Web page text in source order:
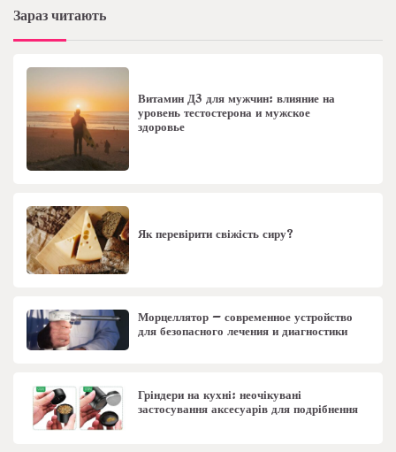
Зараз читають
Витамин Д3 для мужчин: влияние на
уровень тестостерона и мужское
здоровье
Як перевірити свіжість сиру?
Морцеллятор – современное устройство
для безопасного лечения и диагностики
Гріндери на кухні: неочікувані
застосування аксесуарів для подрібнення